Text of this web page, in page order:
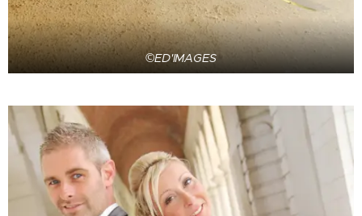
©ED'IMAGES